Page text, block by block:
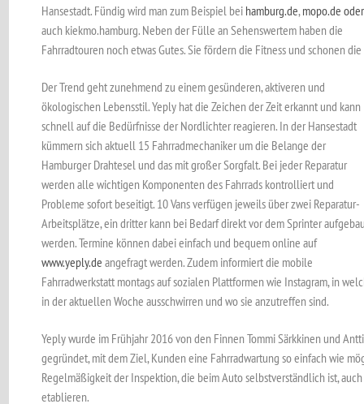
Hansestadt. Fündig wird man zum Beispiel bei hamburg.de,mopo.de oder
auch kiekmo.hamburg. Neben der Fülle an Sehenswertem haben die
Fahrradtouren noch etwas Gutes. Sie fördern die Fitness und schonen
Der Trend geht zunehmend zu einem gesünderen, aktiveren und
ökologischen Lebensstil. Yeply hat die Zeichen der Zeit erkannt und kann
schnell auf die Bedürfnisse der Nordlichter reagieren. In der Hansestadt
kümmern sich aktuell 15 Fahrradmechaniker um die Belange der
Hamburger Drahtesel und das mit großer Sorgfalt. Bei jeder Reparatur
werden alle wichtigen Komponenten des Fahrrads kontrolliert und
Probleme sofort beseitigt. 10 Vans verfügen jeweils über zwei Reparatur-
Arbeitsplätze, ein dritter kann bei Bedarf direkt vor dem Sprinter
werden. Termine können dabei einfach und bequem online auf
www.yeply.de angefragt werden. Zudem informiert die mobile
Fahrradwerkstatt montags auf sozialen Plattformen wie Instagram, in
in der aktuellen Woche ausschwirren und wo sie anzutreffen sind.
Yeply wurde im Frühjahr 2016 von den Finnen Tommi Särkkinen und
gegründet, mit dem Ziel, Kunden eine Fahrradwartung so einfach wie
Regelmäßigkeit der Inspektion, die beim Auto selbstverständlich ist,
etablieren.